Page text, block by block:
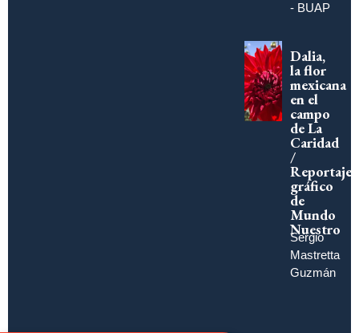
- BUAP
Dalia,
la flor
mexicana
en el
campo
de La
Caridad
/
Reportaje
gráfico
de
Mundo
Nuestro
Sergio
Mastretta
Guzmán